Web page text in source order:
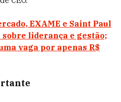
EXAME e Saint Paul
liderança e gestão;
vaga por apenas R$